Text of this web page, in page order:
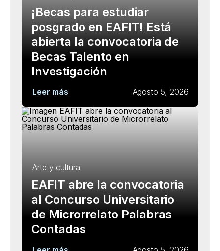
¡Becas para estudiar
posgrado en EAFIT! Está
abierta la convocatoria de
Becas Talento en
Investigación
Leer más Agosto 5, 2026
Arte y cultura
EAFIT abre la convocatoria
al Concurso Universitario
de Microrrelato Palabras
Contadas